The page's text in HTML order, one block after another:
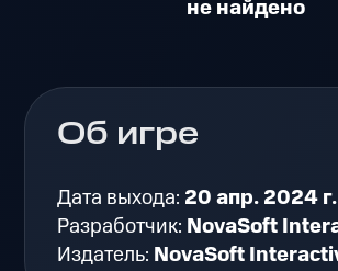
не найдено
Об игре
Дата выхода: 20 апр. 2024 г.
Разработчик: NovaSoft
Издатель: NovaSoft